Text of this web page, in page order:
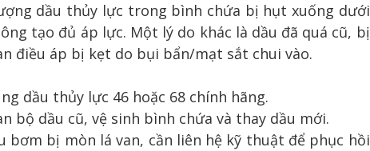
dầu thủy lực trong bình chứa bị hụt xuống dưới
tạo đủ áp lực. Một lý do khác là dầu đã quá cũ, bị
điều áp bị kẹt do bụi bẩn/mạt sắt chui vào.
dầu thủy lực 46 hoặc 68 chính hãng.
bộ dầu cũ, vệ sinh bình chứa và thay dầu mới.
bơm bị mòn lá van, cần liên hệ kỹ thuật để phục hồi